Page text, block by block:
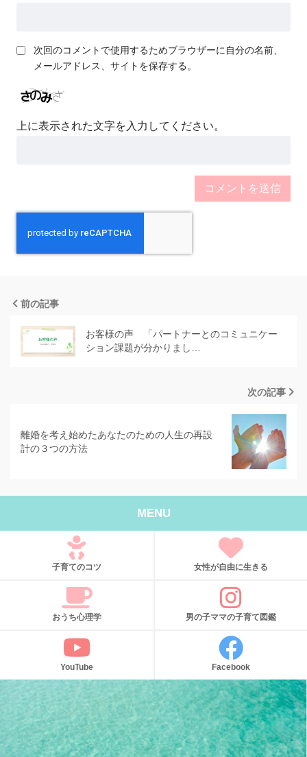
次回のコメントで使用するためブラウザーに自分の名前、
メールアドレス、サイトを保存する。
上に表示された文字を入力してください。
前の記事
お客様の声 「パートナーとのコミュニケー
ション課題が分かりまし…
次の記事
離婚を考え始めたあなたのための人生の再設
計の３つの方法
MENU
子育てのコツ 女性が自由に生きる
おうち心理学 男の子ママの子育て図鑑
YouTube Facebook